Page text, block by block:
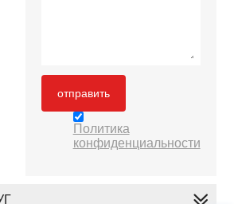
отправить
Политика
конфиденциальности